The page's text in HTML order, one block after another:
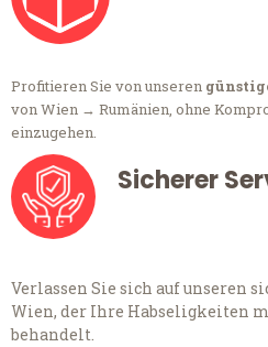
Profitieren Sie von unseren
von Wien → Rumänien, ohne
einzugehen.
Sicherer
Verlassen Sie sich auf unseren
Wien, der Ihre Habseligkeiten
behandelt.